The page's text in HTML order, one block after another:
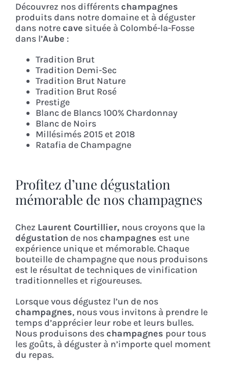
Découvrez nos différentschampagnes
produits dans notre domaine et à déguster
dans notrecave située à Colombé-la-Fosse
dans l’Aube :
Tradition Brut
Tradition Demi-Sec
Tradition Brut Nature
Tradition Brut Rosé
Prestige
Blanc de Blancs 100% Chardonnay
Blanc de Noirs
Millésimés 2015 et 2018
Ratafia de Champagne
Profitez d’une dégustation
mémorable de nos champagnes
Chez Laurent Courtillier, nous croyons que la
dégustation de noschampagnes est une
expérience unique et mémorable. Chaque
bouteille de champagne que nous produisons
est le résultat de techniques de vinification
traditionnelles et rigoureuses.
Lorsque vous dégustez l’un de nos
champagnes, nous vous invitons à prendre le
temps d’apprécier leur robe et leurs bulles.
Nous produisons deschampagnes pour tous
les goûts, à déguster à n’importe quel moment
du repas.